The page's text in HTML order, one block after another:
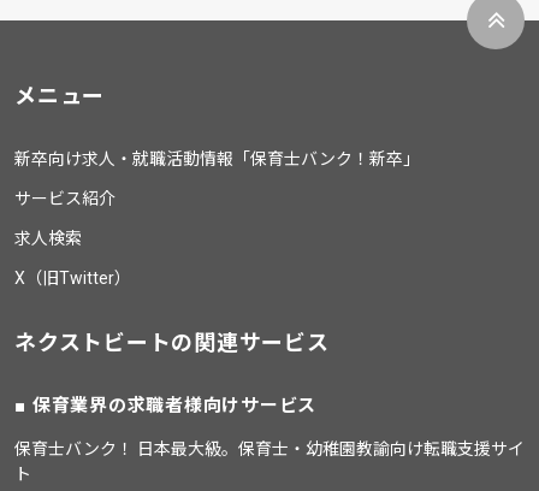
メニュー
新卒向け求人・就職活動情報「保育士バンク！新卒」
サービス紹介
求人検索
X（旧Twitter）
ネクストビートの関連サービス
保育業界の求職者様向けサービス
保育士バンク！ 日本最大級。保育士・幼稚園教諭向け転職支援サイ
ト